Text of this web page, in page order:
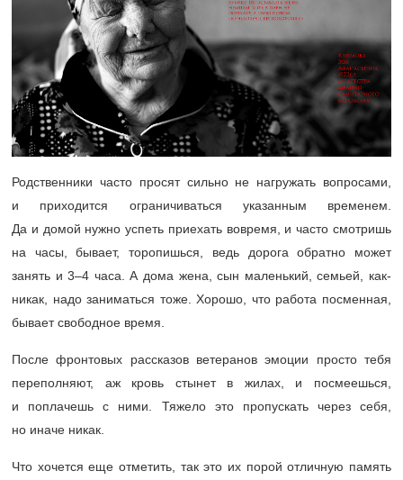
Родственники часто просят сильно не нагружать вопросами,
и приходится ограничиваться указанным временем.
Да и домой нужно успеть приехать вовремя, и часто смотришь
на часы, бывает, торопишься, ведь дорога обратно может
занять и3–4 часа. А дома жена, сын маленький, семьей, как-
никак, надо заниматься тоже. Хорошо, что работа посменная,
бывает свободное время.
После фронтовых рассказов ветеранов эмоции просто тебя
переполняют, аж кровь стынет в жилах, и посмеешься,
и поплачешь с ними. Тяжело это пропускать через себя,
но иначе никак.
Что хочется еще отметить, так это их порой отличную память